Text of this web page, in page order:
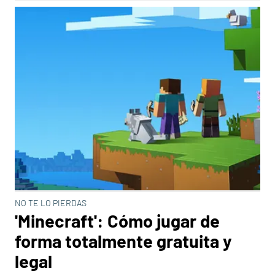
NO TE LO PIERDAS
'Minecraft': Cómo jugar de
forma totalmente gratuita y
legal